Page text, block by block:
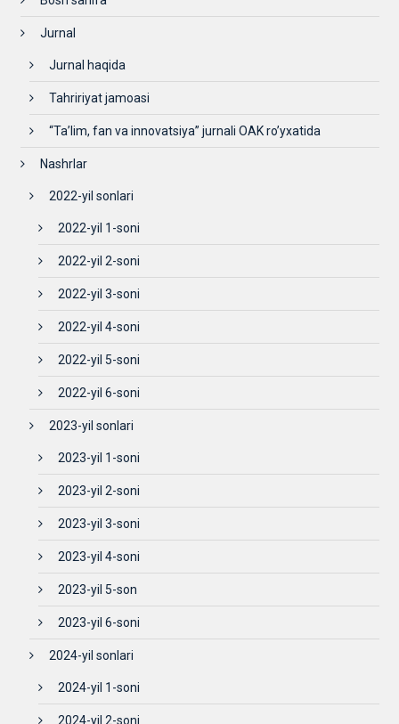
Jurnal
Jurnal haqida
Tahririyat jamoasi
“Ta’lim, fan va innovatsiya” jurnali OAK ro’yxatida
Nashrlar
2022-yil sonlari
2022-yil 1-soni
2022-yil 2-soni
2022-yil 3-soni
2022-yil 4-soni
2022-yil 5-soni
2022-yil 6-soni
2023-yil sonlari
2023-yil 1-soni
2023-yil 2-soni
2023-yil 3-soni
2023-yil 4-soni
2023-yil 5-son
2023-yil 6-soni
2024-yil sonlari
2024-yil 1-soni
2024-yil 2-soni